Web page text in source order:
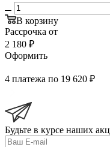
В корзину
Рассрочка от
2 180 ₽
Оформить
4 платежа по 19 620 ₽
Будьте в курсе наших